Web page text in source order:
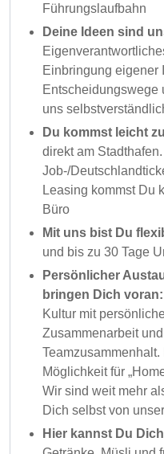
Führungslaufbahn
Deine Ideen sind
Einbringung eigener
Entscheidungswege
uns
Du kommst leicht
direkt am
Job-/
Leasing kommst Du
Büro
Mit uns bist Du
und bis zu 30 Tage
Persönlicher
bringen Dich voran:
Kultur mit
Zusammenarbeit
Möglichkeit für
Wir sind weit mehr
Dich selbst von
Hier kannst Du